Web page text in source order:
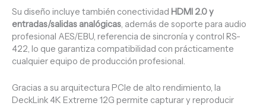
Su diseño incluye también conectividad HDMI 2.0 y
entradas/salidas analógicas, además de soporte para audio
profesional AES/EBU, referencia de sincronía y control RS-
422, lo que garantiza compatibilidad con prácticamente
cualquier equipo de producción profesional.
Gracias a su arquitectura PCIe de alto rendimiento, la
DeckLink 4K Extreme 12G permite capturar y reproducir